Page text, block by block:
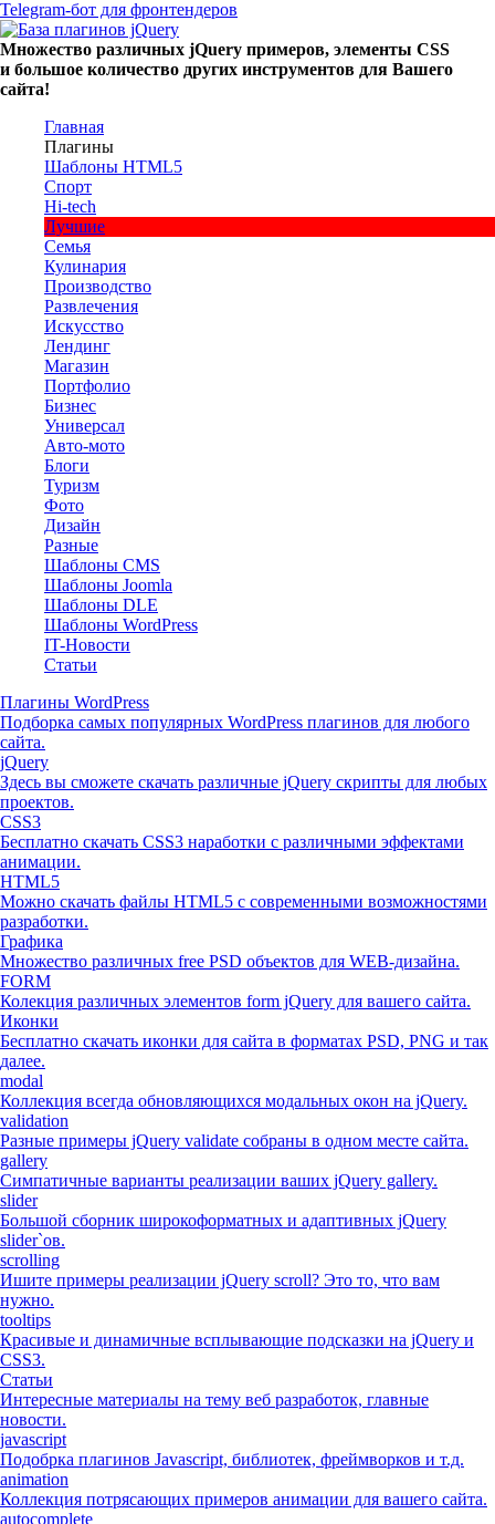
Telegram-бот для фронтендеров
Множество различных jQuery примеров, элементы CSS
и большое количество других инструментов для Вашего
сайта!
Главная
Плагины
Шаблоны HTML5
Спорт
Hi-tech
Лучшие
Семья
Кулинария
Производство
Развлечения
Искусство
Лендинг
Магазин
Портфолио
Бизнес
Универсал
Авто-мото
Блоги
Туризм
Фото
Дизайн
Разные
Шаблоны CMS
Шаблоны Joomla
Шаблоны DLE
Шаблоны WordPress
IT-Новости
Статьи
Плагины WordPress
Подборка самых популярных WordPress плагинов для любого
сайта.
jQuery
Здесь вы сможете скачать различные jQuery скрипты для любых
проектов.
CSS3
Бесплатно скачать CSS3 наработки с различными эффектами
анимации.
HTML5
Можно скачать файлы HTML5 с современными возможностями
разработки.
Графика
Множество различных free PSD объектов для WEB-дизайна.
FORM
Колекция различных элементов form jQuery для вашего сайта.
Иконки
Бесплатно скачать иконки для сайта в форматах PSD, PNG и так
далее.
modal
Коллекция всегда обновляющихся модальных окон на jQuery.
validation
Разные примеры jQuery validate собраны в одном месте сайта.
gallery
Симпатичные варианты реализации ваших jQuery gallery.
slider
Большой сборник широкоформатных и адаптивных jQuery
slider`ов.
scrolling
Ишите примеры реализации jQuery scroll? Это то, что вам
нужно.
tooltips
Красивые и динамичные всплывающие подсказки на jQuery и
CSS3.
Статьи
Интересные материалы на тему веб разработок, главные
новости.
javascript
Подобрка плагинов Javascript, библиотек, фреймворков и т.д.
animation
Коллекция потрясающих примеров анимации для вашего сайта.
autocomplete